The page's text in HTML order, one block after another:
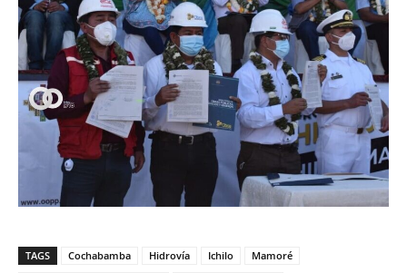
TAGS Cochabamba Hidrovía Ichilo
Mamoré